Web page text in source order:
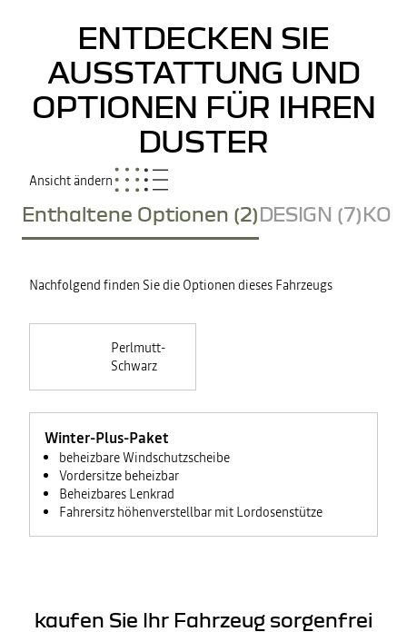
ENTDECKEN SIE
AUSSTATTUNG UND
OPTIONEN FÜR IHREN
DUSTER
Ansicht ändern
Enthaltene Optionen (2)DESIGN (7)
Nachfolgend finden Sie die Optionen dieses Fahrzeugs
Perlmutt-
Schwarz
Lenkrad</li>
Vordersitze</li>
<li>beheizbare
Windschutzscheibe
Waschdüsen</li>
<li>Fahrersitz
mit
Beifahrersitz
Winter-Plus-Paket
beheizbare Windschutzscheibe
Vordersitze beheizbar
Beheizbares Lenkrad
Fahrersitz höhenverstellbar mit Lordosenstütze
kaufen Sie Ihr Fahrzeug sorgenfrei